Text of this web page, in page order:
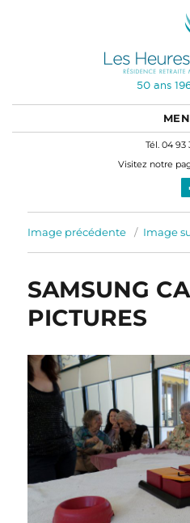
50 ans
Tél. 04 93
Visitez notre
Image précédente Image
SAMSUNG
PICTURES